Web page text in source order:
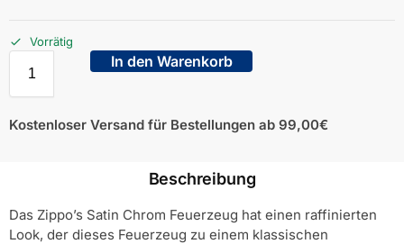
Vorrätig
In den Warenkorb
Kostenloser Versand für Bestellungen ab 99,00€
Beschreibung
Das Zippo’s Satin Chrom Feuerzeug hat einen raffinierten
Look, der dieses Feuerzeug zu einem klassischen